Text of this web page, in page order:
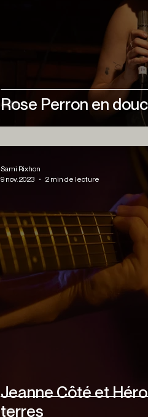
Rose Perron en
Jeanne Côté et
terres
Sami Rixhon
9 nov. 2023
2 min de lecture